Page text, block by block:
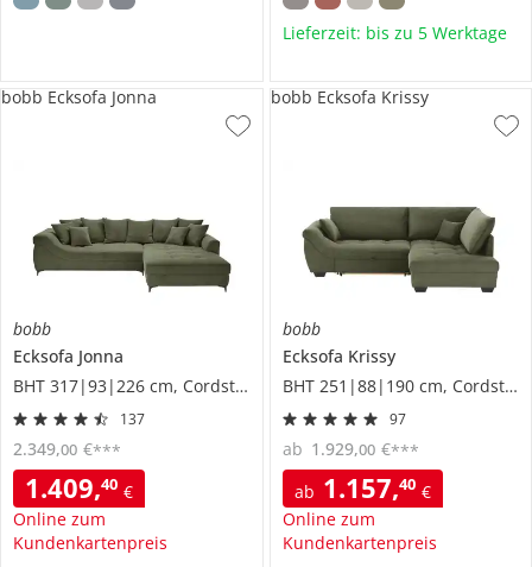
Lieferzeit: bis zu 5 Werktage
bobb
Ecksofa Jonna
BHT 317|93|226 cm, Cordstoff
137
1.409,40 €
Online zum
Kundenkartenpreis
2.349,00 €***
bobb Ecksofa Jonna
bobb
Ecksofa Krissy
BHT 251|88|190 cm, Cordstoff
97
ab 1.157,40 €
Online zum
Kundenkartenpreis
ab 1.929,00 €***
bobb Ecksofa Krissy